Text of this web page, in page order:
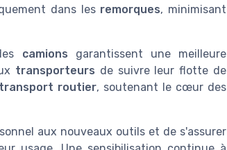
dans les remorques, minimisant
camions garantissent une meilleure
transporteurs de suivre leur flotte de
transport routier, soutenant le cœur des
aux nouveaux outils et de s'assurer